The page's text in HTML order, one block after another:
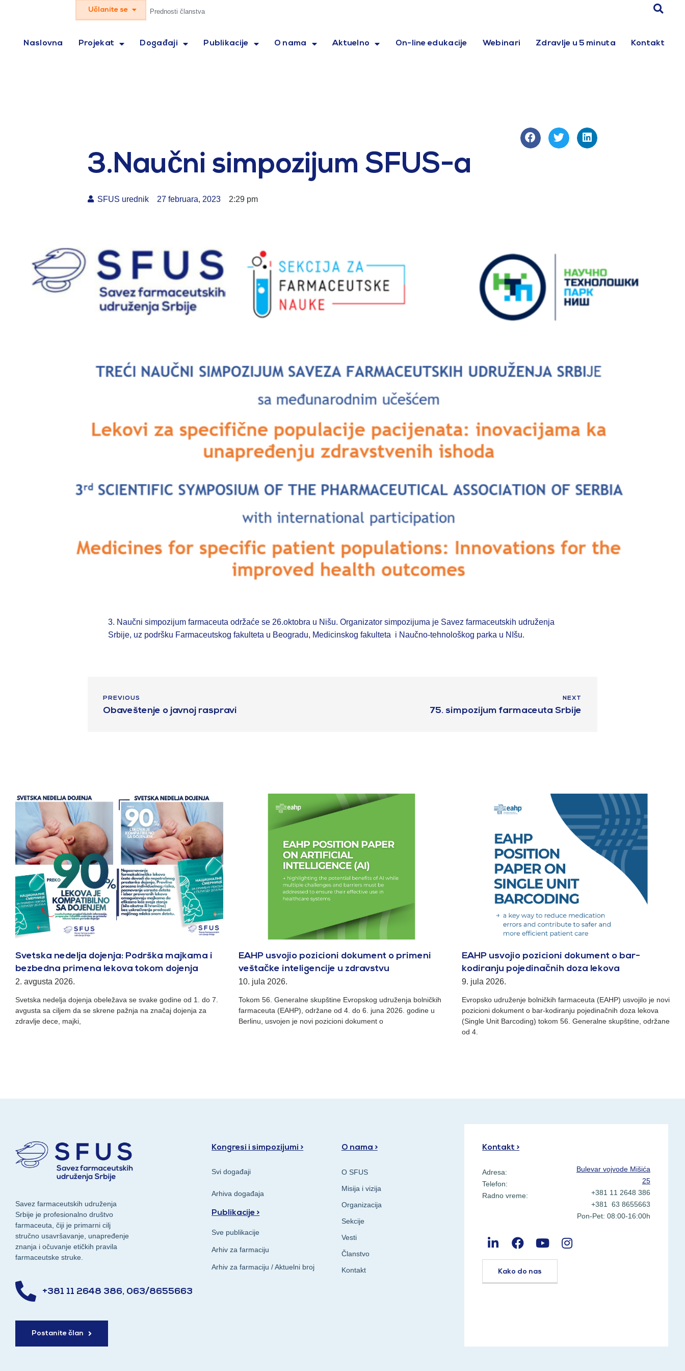
Učlanite se Prednosti članstva
Naslovna Projekat Događaji Publikacije O nama Aktuelno On-line edukacije Webinari Zdravlje u 5 minuta Kontakt
3.Naučni simpozijum SFUS-a
SFUS urednik 27 februara, 2023 2:29 pm
3. Naučni simpozijum farmaceuta održaće se 26.oktobra u Nišu. Organizator simpozijuma je Savez farmaceutskih udruženja
Srbije, uz podršku Farmaceutskog fakulteta u Beogradu, Medicinskog fakulteta i Naučno-tehnološkog parka u NIšu.
PREVIOUS
Obaveštenje o javnoj raspravi
NEXT
75. simpozijum farmaceuta Srbije
Svetska nedelja dojenja: Podrška majkama i
bezbedna primena lekova tokom dojenja
2. avgusta 2026.
Svetska nedelja dojenja obeležava se svake godine od 1. do 7.
avgusta sa ciljem da se skrene pažnja na značaj dojenja za
zdravlje dece, majki,
EAHP usvojio pozicioni dokument o primeni
veštačke inteligencije u zdravstvu
10. jula 2026.
Tokom 56. Generalne skupštine Evropskog udruženja bolničkih
farmaceuta (EAHP), održane od 4. do 6. juna 2026. godine u
Berlinu, usvojen je novi pozicioni dokument o
EAHP usvojio pozicioni dokument o bar-
kodiranju pojedinačnih doza lekova
9. jula 2026.
Evropsko udruženje bolničkih farmaceuta (EAHP) usvojilo je novi
pozicioni dokument o bar-kodiranju pojedinačnih doza lekova
(Single Unit Barcoding) tokom 56. Generalne skupštine, održane
od 4.
Savez farmaceutskih udruženja
Srbije je profesionalno društvo
farmaceuta, čiji je primarni cilj
stručno usavršavanje, unapređenje
znanja i očuvanje etičkih pravila
farmaceutske struke.
+381 11 2648 386, 063/8655663
Postanite član
Kongresi i simpozijumi >
Svi događaji
Arhiva događaja
Publikacije >
Sve publikacije
Arhiv za farmaciju
Arhiv za farmaciju / Aktuelni broj
O nama >
O SFUS
Misija i vizija
Organizacija
Sekcije
Vesti
Članstvo
Kontakt
Kontakt >
Adresa:
Telefon:
Radno vreme:
Bulevar vojvode Mišića
25
+381 11 2648 386
+381 63 8655663
Pon-Pet: 08:00-16:00h
Kako do nas